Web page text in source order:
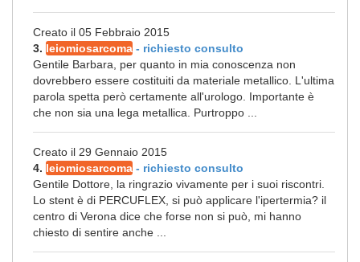
Creato il 05 Febbraio 2015
3. leiomiosarcoma - richiesto consulto
Gentile Barbara, per quanto in mia conoscenza non
dovrebbero essere costituiti da materiale metallico. L'ultima
parola spetta però certamente all'urologo. Importante è
che non sia una lega metallica. Purtroppo ...
Creato il 29 Gennaio 2015
4. leiomiosarcoma - richiesto consulto
Gentile Dottore, la ringrazio vivamente per i suoi riscontri.
Lo stent è di PERCUFLEX, si può applicare l'ipertermia? il
centro di Verona dice che forse non si può, mi hanno
chiesto di sentire anche ...